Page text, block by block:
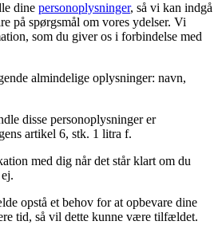
dine personoplysninger, så vi kan indgå
på spørgsmål om vores ydelser. Vi
som du giver os i forbindelse med
almindelige oplysninger: navn,
disse personoplysninger er
artikel 6, stk. 1 litra f.
med dig når det står klart om du
opstå et behov for at opbevare dine
tid, så vil dette kunne være tilfældet.